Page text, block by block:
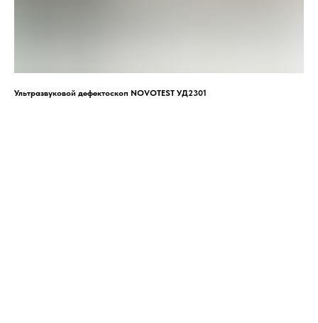
Ультразвуковой дефектоскоп NOVOTEST УД2301